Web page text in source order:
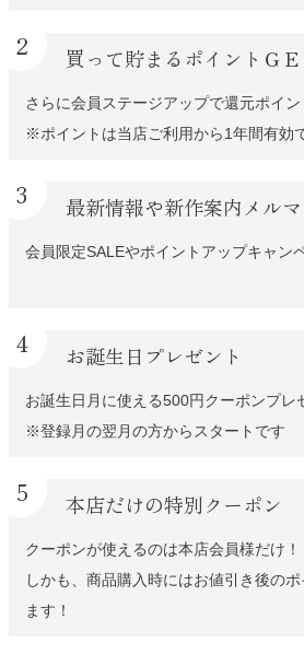
2 買って貯まるポイントＧ
さらに会員ステージアップで還元ポイン
※ポイントは当店ご利用から1年間有効
3 最新情報や新作案内メル
会員限定SALEやポイントアップキャン
4 お誕生日プレゼント
お誕生日月に使える500円クーポンプレ
※登録月の翌月の方からスタートです
5 本店だけの特別クーポン
クーポンが使えるのは本店会員様だけ！
しかも、商品購入時にはお値引き後の
ます！